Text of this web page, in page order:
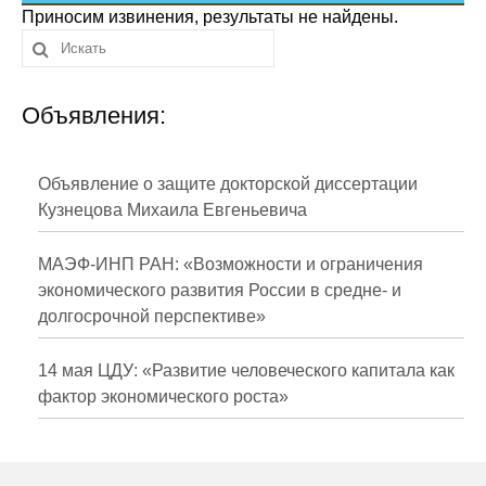
Сотрудники
Отчетность
Противодействие коррупции
Публикации
Научная жизнь
Издания
Проблемы прогнозирования
О журнале
Приносим извинения, результаты не найдены.
Объявления:
Объявление о защите докторской диссертации
Кузнецова Михаила Евгеньевича
МАЭФ-ИНП РАН: «Возможности и ограничения
экономического развития России в средне- и
долгосрочной перспективе»
14 мая ЦДУ: «Развитие человеческого капитала как
фактор экономического роста»